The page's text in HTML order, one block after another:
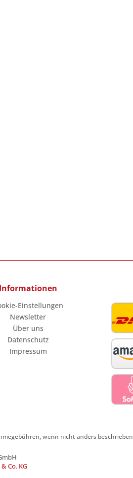
Informationen
Einstellungen
Newsletter
Über uns
Datenschutz
Impressum
wenn nicht anders beschrieben
Co. KG